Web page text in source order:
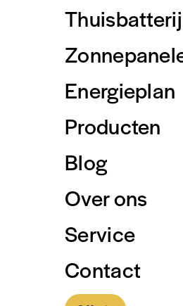
Thuisbatterij
Energieplan
Producten
Blog
Over ons
Service
Contact
Verduurzaming
Je huis verduurzamen